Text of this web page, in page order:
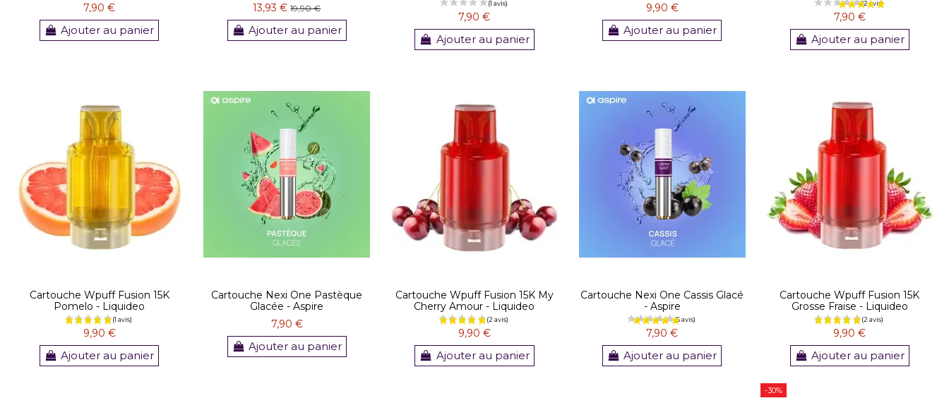
(1 avis) (1 avis)
7,90 €
Ajouter au panier
13,93 €19,90 €
Ajouter au panier
7,90 €
Ajouter au panier
9,90 €
Ajouter au panier
7,90 €
Ajouter au panier
Cartouche Wpuff Fusion 15K
Pomelo - Liquideo
9,90 €
Ajouter au panier
Cartouche Nexi One Pastèque
Glacée - Aspire
7,90 €
Ajouter au panier
Cartouche Wpuff Fusion 15K My
Cherry Amour - Liquideo
9,90 €
Ajouter au panier
Cartouche Nexi One Cassis Glacé
- Aspire
7,90 €
Ajouter au panier
Cartouche Wpuff Fusion 15K
Grosse Fraise - Liquideo
9,90 €
Ajouter au panier
-30%